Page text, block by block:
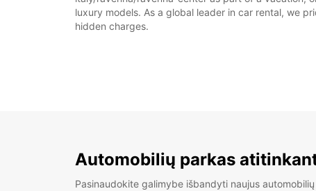
luxury models. As a global leader in car rental, we
hidden charges.
Automobilių parkas
Pasinaudokite galimybe išbandyti naujus